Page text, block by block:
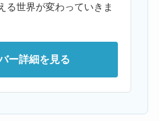
る世界が変わっていきま
ー詳細を見る